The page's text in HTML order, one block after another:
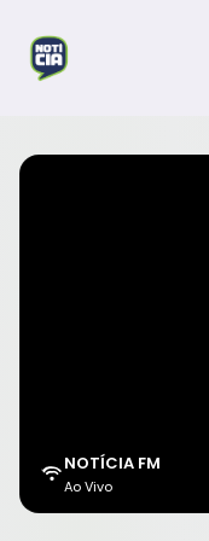
NOTÍCIA FM
Ao Vivo